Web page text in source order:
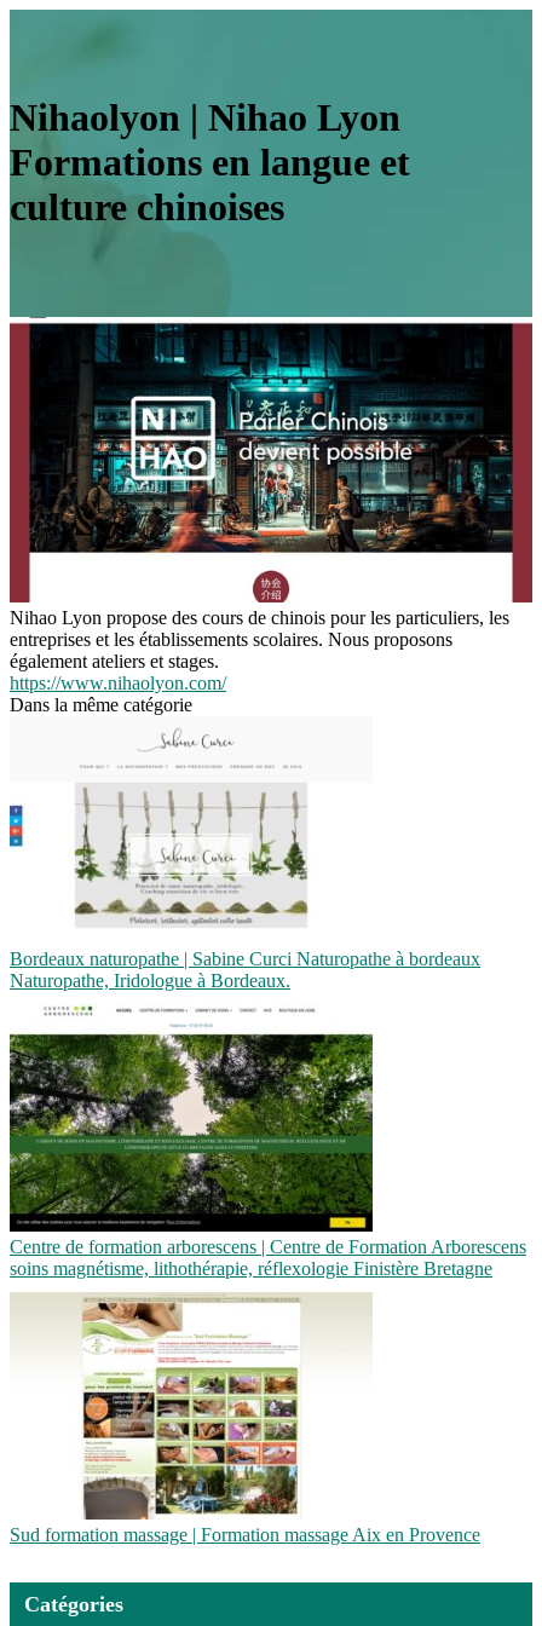
Nihaolyon | Nihao Lyon
Formations en langue et
culture chinoises
Nihao Lyon propose des cours de chinois pour les particuliers, les
entreprises et les établissements scolaires. Nous proposons
également ateliers et stages.
https://www.nihaolyon.com/
Dans la même catégorie
Bordeaux naturopathe | Sabine Curci Naturopathe à bordeaux
Naturopathe, Iridologue à Bordeaux.
Centre de formation arborescens | Centre de Formation Arborescens
soins magnétisme, lit­hothéra­pie, réflexolo­gie Finistère Bretagne
Sud formation massage | Formation massage Aix en Provence
Catégories